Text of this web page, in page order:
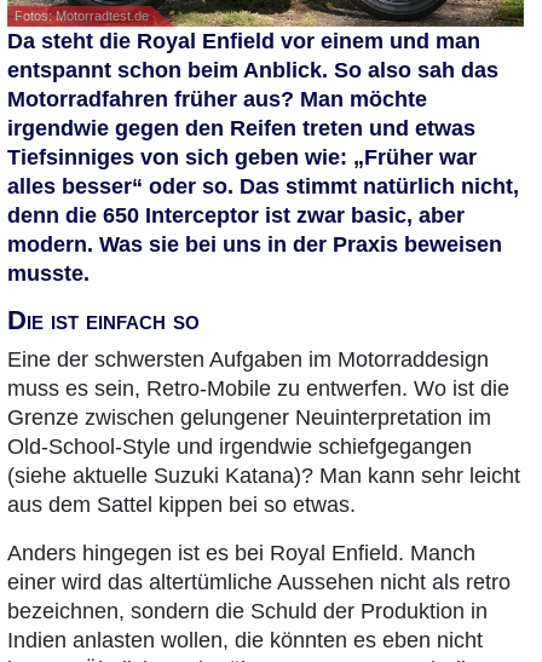
Fotos: Motorradtest.de
Da steht die Royal Enfield vor einem und man
entspannt schon beim Anblick. So also sah das
Motorradfahren früher aus? Man möchte
irgendwie gegen den Reifen treten und etwas
Tiefsinniges von sich geben wie: „Früher war
alles besser“ oder so. Das stimmt natürlich nicht,
denn die 650 Interceptor ist zwar basic, aber
modern. Was sie bei uns in der Praxis beweisen
musste.
Die ist einfach so
Eine der schwersten Aufgaben im Motorraddesign
muss es sein, Retro-Mobile zu entwerfen. Wo ist die
Grenze zwischen gelungener Neuinterpretation im
Old-School-Style und irgendwie schiefgegangen
(siehe aktuelle Suzuki Katana)? Man kann sehr leicht
aus dem Sattel kippen bei so etwas.
Anders hingegen ist es bei Royal Enfield. Manch
einer wird das altertümliche Aussehen nicht als retro
bezeichnen, sondern die Schuld der Produktion in
Indien anlasten wollen, die könnten es eben nicht